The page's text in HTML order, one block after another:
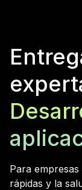
Para
rápidas y la